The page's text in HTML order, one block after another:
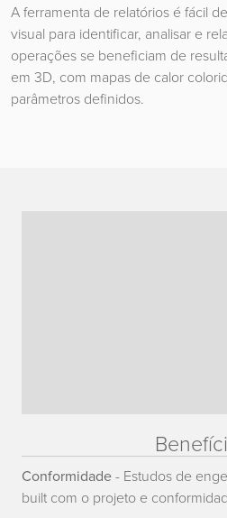
A ferramenta de relatórios é fácil
visual para identificar, analisar e
operações se beneficiam de
em 3D, com mapas de calor
parâmetros definidos.
Conformidade- Estudos de
built com o projeto e